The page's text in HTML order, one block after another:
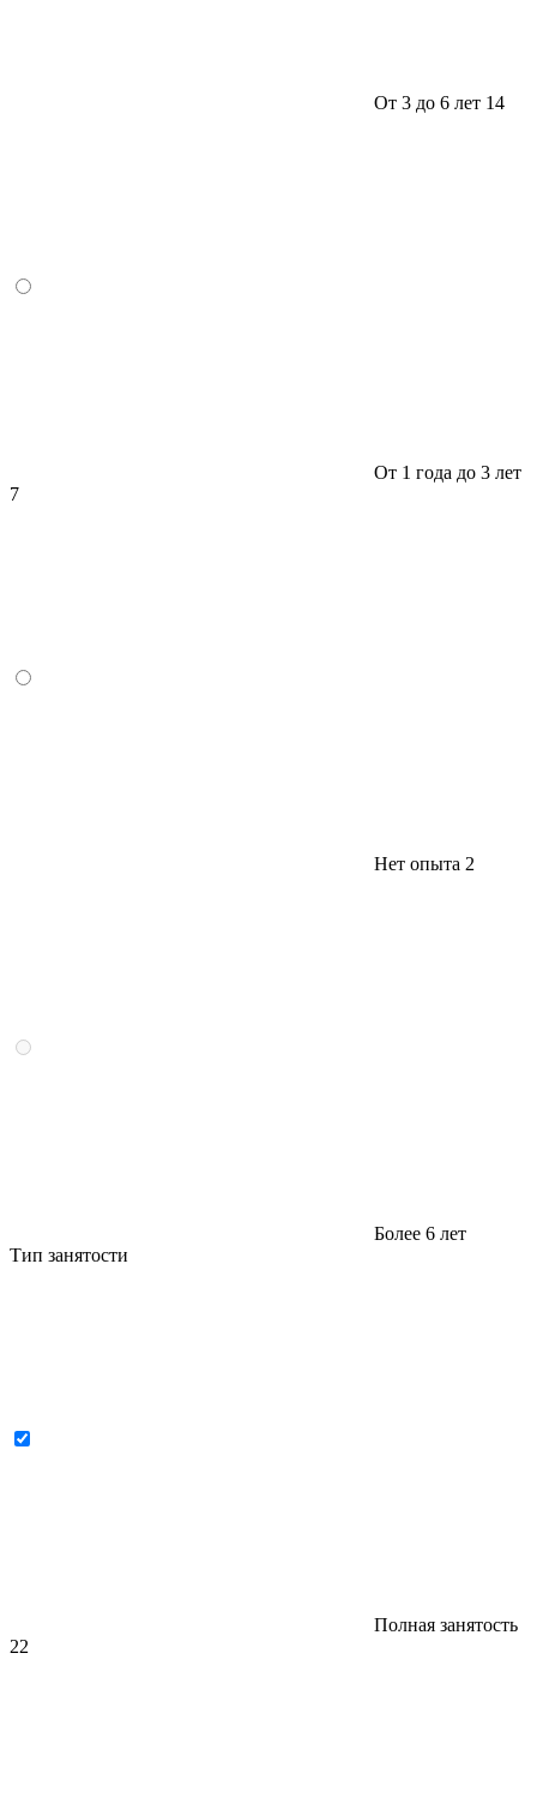
От 3 до 6 лет 14
От 1 года до 3 лет
7
Нет опыта 2
Более 6 лет
Тип занятости
Полная занятость
22